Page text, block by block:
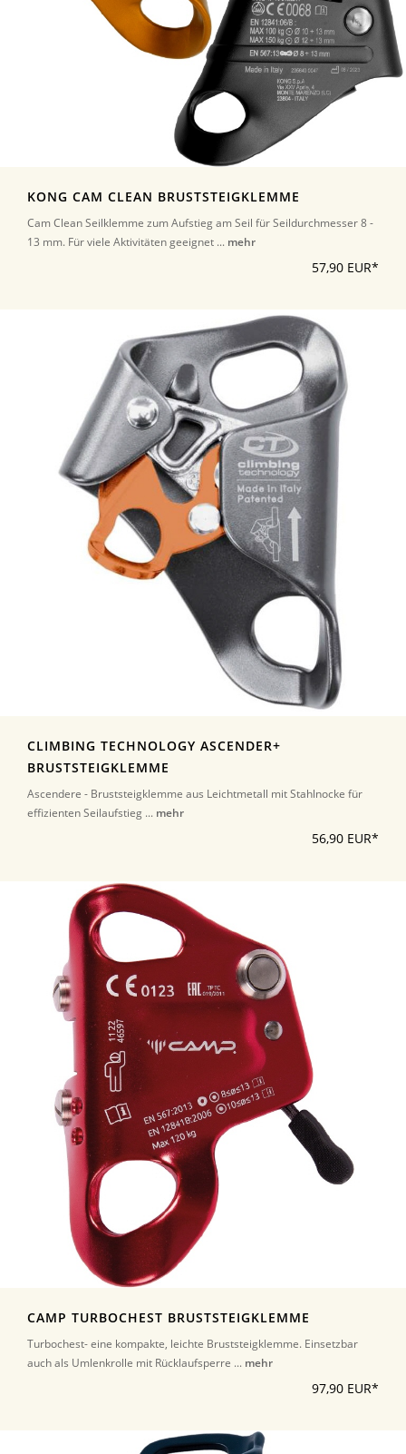
KONG CAM CLEAN BRUSTSTEIGKLEMME
Cam Clean Seilklemme zum Aufstieg am Seil für Seildurchmesser 8 -
13 mm. Für viele Aktivitäten geeignet ... mehr
57,90 EUR*
CLIMBING TECHNOLOGY ASCENDER+
BRUSTSTEIGKLEMME
Ascendere - Bruststeigklemme aus Leichtmetall mit Stahlnocke für
effizienten Seilaufstieg ... mehr
56,90 EUR*
CAMP TURBOCHEST BRUSTSTEIGKLEMME
Turbochest- eine kompakte, leichte Bruststeigklemme. Einsetzbar
auch als Umlenkrolle mit Rücklaufsperre ... mehr
97,90 EUR*